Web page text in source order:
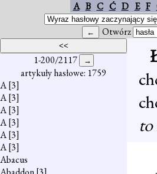
A B C Ć D E F
Otwórz
1-200/2117
artykuły hasłowe: 1759
A[3]
A[3]
A[3]
A[3]
A[3]
A[3]
Abacus
to